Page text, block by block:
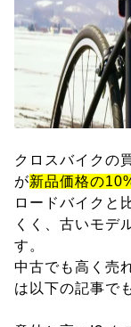
クロスバイクの
が新品価格の
ロードバイクと
くく、古いモデ
す。
中古でも高く売
は以下の記事で